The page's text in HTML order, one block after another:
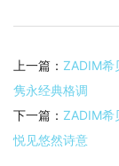
上一篇： ZADIM希
隽永经典格调
下一篇： ZADIM希
悦见悠然诗意